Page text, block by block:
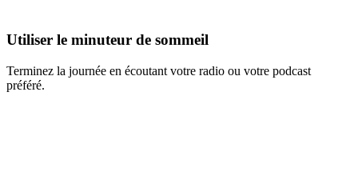
Utiliser le minuteur de sommeil
Terminez la journée en écoutant votre radio ou votre podcast
préféré.